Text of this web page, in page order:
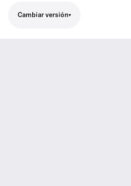
Cambiar versión